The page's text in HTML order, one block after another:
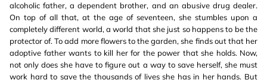
alcoholic father, a dependent brother, and an abusive drug dealer.
On top of all that, at the age of seventeen, she stumbles upon a
completely different world, a world that she just so happens to be the
protector of. To add more flowers to the garden, she finds out that her
adoptive father wants to kill her for the power that she holds. Now,
not only does she have to figure out a way to save herself, she must
work hard to save the thousands of lives she has in her hands. But